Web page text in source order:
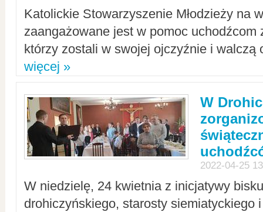
Katolickie Stowarzyszenie Młodzieży na
zaangażowane jest w pomoc uchodźcom
którzy zostali w swojej ojczyźnie i walczą
więcej »
W
2022-04-25
W niedzielę, 24 kwietnia z inicjatywy
drohiczyńskiego, starosty siemiatyckiego